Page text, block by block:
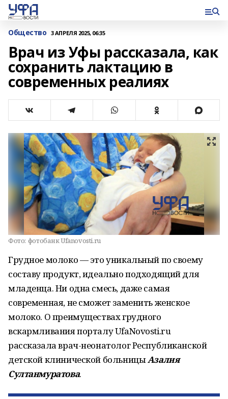
Общество 3 АПРЕЛЯ 2025, 06:35
Врач из Уфы рассказала, как
сохранить лактацию в
современных реалиях
Фото: фотобанк Ufanovosti.ru
Грудное молоко — это уникальный по своему
составу продукт, идеально подходящий для
младенца. Ни одна смесь, даже самая
современная, не сможет заменить женское
молоко. О преимуществах грудного
вскармливания порталу UfaNovosti.ru
рассказала врач-неонатолог Республиканской
детской клинической больницыАзалия
Султанмуратова.